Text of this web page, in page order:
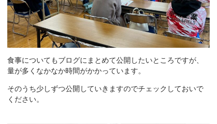
食事についてもブログにまとめて公開したいところですが、
量が多くなかなか時間がかかっています。
そのうち少しずつ公開していきますのでチェックしておいで
ください。